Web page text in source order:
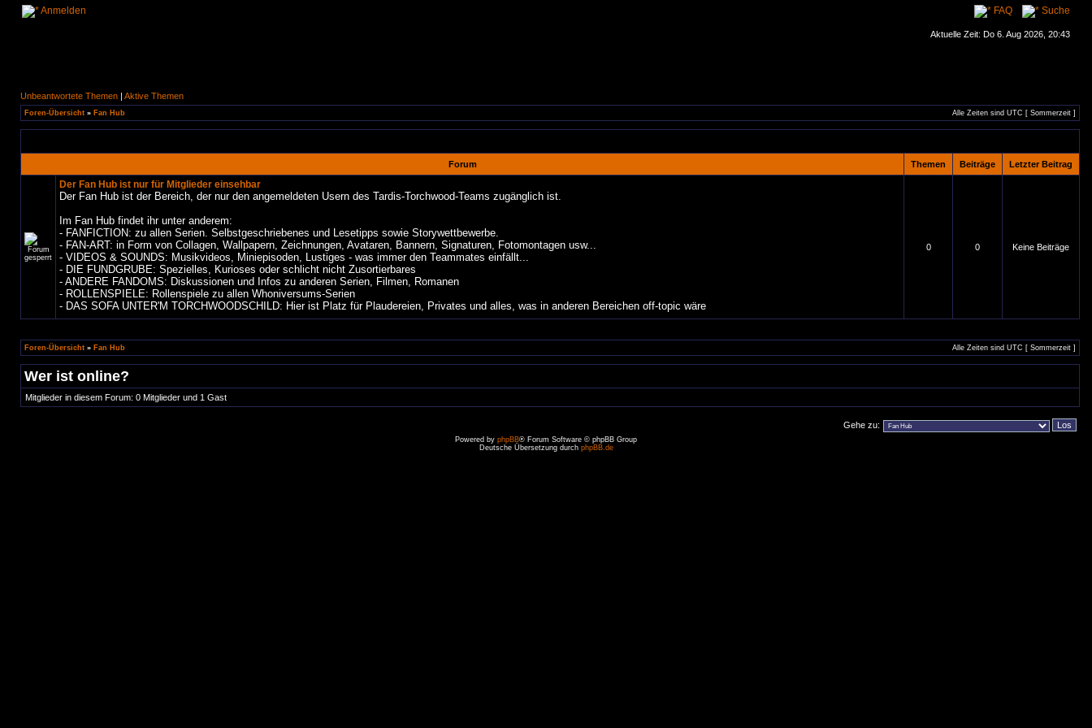
Anmelden FAQ Suche
Aktuelle Zeit: Do 6. Aug 2026, 20:43
Unbeantwortete Themen | Aktive Themen
Foren-Übersicht » Fan Hub Alle Zeiten sind UTC [ Sommerzeit ]
Forum Themen Beiträge Letzter Beitrag
Der Fan Hub ist nur für Mitglieder einsehbar
Der Fan Hub ist der Bereich, der nur den angemeldeten Usern des Tardis-Torchwood-Teams zugänglich ist.
Im Fan Hub findet ihr unter anderem:
- FANFICTION: zu allen Serien. Selbstgeschriebenes und Lesetipps sowie Storywettbewerbe.
- FAN-ART: in Form von Collagen, Wallpapern, Zeichnungen, Avataren, Bannern, Signaturen, Fotomontagen usw...
- VIDEOS & SOUNDS: Musikvideos, Miniepisoden, Lustiges - was immer den Teammates einfällt...
- DIE FUNDGRUBE: Spezielles, Kurioses oder schlicht nicht Zusortierbares
- ANDERE FANDOMS: Diskussionen und Infos zu anderen Serien, Filmen, Romanen
- ROLLENSPIELE: Rollenspiele zu allen Whoniversums-Serien
- DAS SOFA UNTER'M TORCHWOODSCHILD: Hier ist Platz für Plaudereien, Privates und alles, was in anderen Bereichen off-topic wäre
0 0 Keine Beiträge
Foren-Übersicht » Fan Hub Alle Zeiten sind UTC [ Sommerzeit ]
Wer ist online?
Mitglieder in diesem Forum: 0 Mitglieder und 1 Gast
Gehe zu:
Powered by phpBB® Forum Software © phpBB Group
Deutsche Übersetzung durch phpBB.de